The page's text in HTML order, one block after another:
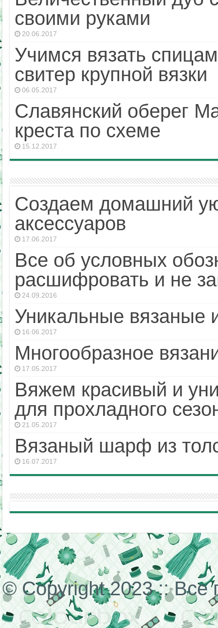
своими руками
20.06.2017
Учимся вязать
свитер крупной вязки
06.05.2017
Славянский оберег
креста по схеме
15.12.2017
Создаем домашний
аксессуаров
17.06.2017
Все об условных
расшифровать и не
24.09.2016
Уникальные вязаные
16.06.2017
Многообразное
17.05.2017
Вяжем красивый и
для прохладного
21.05.2017
Вязаный шарф из
16.07.2017
© Copyright 2023 ::